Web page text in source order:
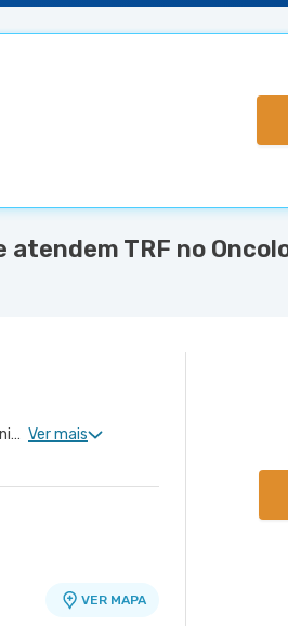
TRF no
Proctologia Clinica, Gastroenterologia Clinica, Mastologia Clinica, Cirurgia Geral, Cirurgia Oncologia do Peritônio, Dermatologia Oncológica, Cirurgia Oncológica Ginecológica, Oncologia Mamária, Cirurgia Oncológica, Ginecologia Oncológica, Cirurgia Oncológica do Aparelho Digestivo, Cirurgia de Oncoplastia Mamária, Cirurgia Robótica Oncológica Ver mais
VER MAPA